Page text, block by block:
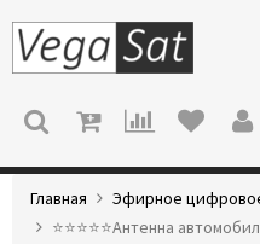
МЕНЮ
Главная Эфирное
⭐️⭐️⭐️⭐️⭐️Антенна